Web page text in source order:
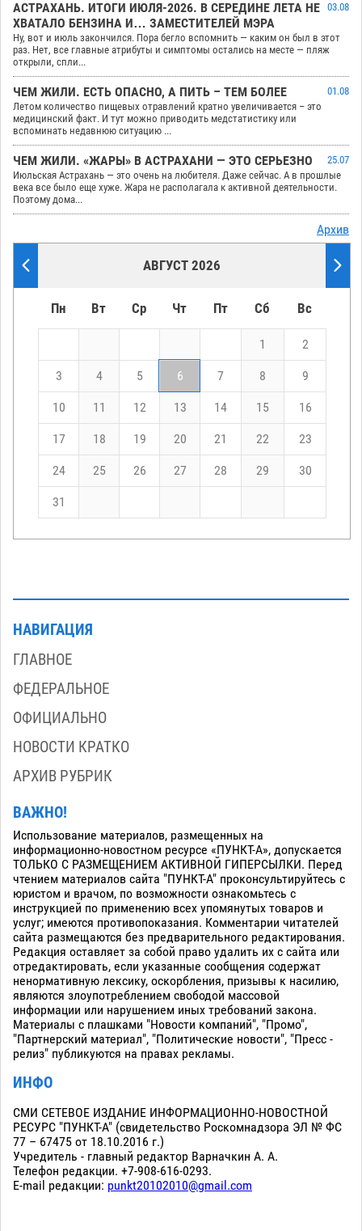
АСТРАХАНЬ. ИТОГИ ИЮЛЯ-2026. В СЕРЕДИНЕ ЛЕТА НЕ
ХВАТАЛО БЕНЗИНА И… ЗАМЕСТИТЕЛЕЙ МЭРА
03.08
Ну, вот и июль закончился. Пора бегло вспомнить — каким он был в этот
раз. Нет, все главные атрибуты и симптомы остались на месте — пляж
открыли, спли...
ЧЕМ ЖИЛИ. ЕСТЬ ОПАСНО, А ПИТЬ – ТЕМ БОЛЕЕ
01.08
Летом количество пищевых отравлений кратно увеличивается – это
медицинский факт. И тут можно приводить медстатистику или
вспоминать недавнюю ситуацию ...
ЧЕМ ЖИЛИ. «ЖАРЫ» В АСТРАХАНИ — ЭТО СЕРЬЕЗНО
25.07
Июльская Астрахань — это очень на любителя. Даже сейчас. А в прошлые
века все было еще хуже. Жара не располагала к активной деятельности.
Поэтому дома...
Архив
АВГУСТ 2026
Пн Вт Ср Чт Пт Сб Вс
1 2
3 4 5 6 7 8 9
10 11 12 13 14 15 16
17 18 19 20 21 22 23
24 25 26 27 28 29 30
31
НАВИГАЦИЯ
ГЛАВНОЕ
ФЕДЕРАЛЬНОЕ
ОФИЦИАЛЬНО
НОВОСТИ КРАТКО
АРХИВ РУБРИК
ВАЖНО!
Использование материалов, размещенных на
информационно-новостном ресурсе «ПУНКТ-А», допускается
ТОЛЬКО С РАЗМЕЩЕНИЕМ АКТИВНОЙ ГИПЕРСЫЛКИ. Перед
чтением материалов сайта "ПУНКТ-А" проконсультируйтесь с
юристом и врачом, по возможности ознакомьтесь с
инструкцией по применению всех упомянутых товаров и
услуг; имеются противопоказания. Комментарии читателей
сайта размещаются без предварительного редактирования.
Редакция оставляет за собой право удалить их с сайта или
отредактировать, если указанные сообщения содержат
ненормативную лексику, оскорбления, призывы к насилию,
являются злоупотреблением свободой массовой
информации или нарушением иных требований закона.
Материалы с плашками "Новости компаний", "Промо",
"Партнерский материал", "Политические новости", "Пресс -
релиз" публикуются на правах рекламы.
ИНФО
СМИ СЕТЕВОЕ ИЗДАНИЕ ИНФОРМАЦИОННО-НОВОСТНОЙ
РЕСУРС "ПУНКТ-А" (свидетельство Роскомнадзора ЭЛ № ФС
77 – 67475 от 18.10.2016 г.)
Учредитель - главный редактор Варначкин А. А.
Телефон редакции. +7-908-616-0293.
E-mail редакции: punkt20102010@gmail.com